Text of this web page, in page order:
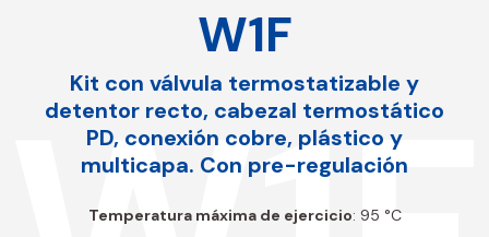
W1F
Kit con válvula termostatizable y
detentor recto, cabezal termostático
PD, conexión cobre, plástico y
multicapa. Con pre-regulación
Temperatura máxima de ejercicio: 95 °C